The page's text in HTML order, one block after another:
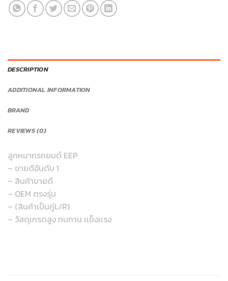
DESCRIPTION
ADDITIONAL INFORMATION
BRAND
REVIEWS (0)
ลูกหมากรถยนต์ EEP
– ขายดีอันดับ 1
– สินค้าขายดี
– OEM ตรงรุ่น
– (สินค้าเป็นคู่L/R)
– วัสดุเกรดสูง ทนทาน เเข็งเเรง